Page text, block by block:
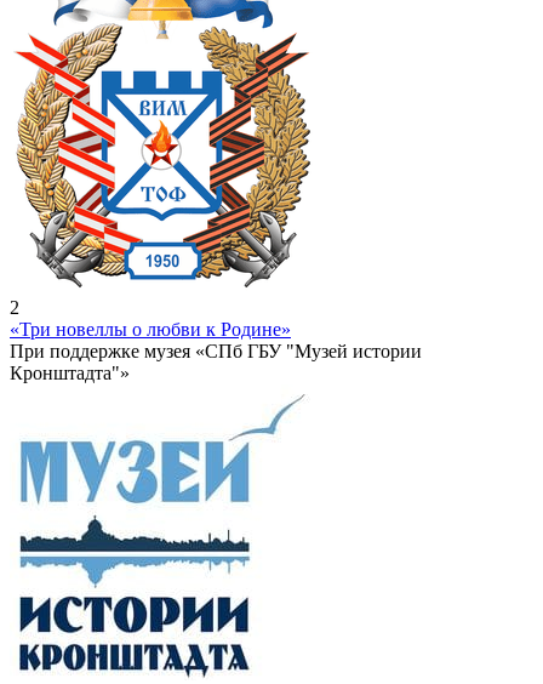
2
«Три новеллы о любви к Родине»
При поддержке музея «СПб ГБУ "Музей истории
Кронштадта"»